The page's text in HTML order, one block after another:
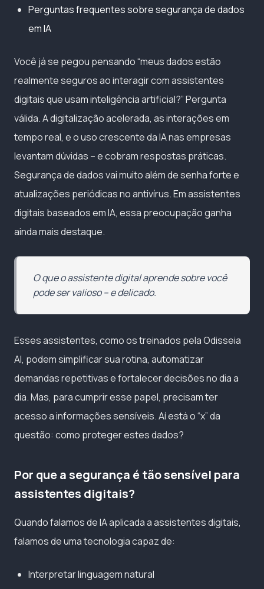
Perguntas frequentes sobre segurança de dados
em IA
Você já se pegou pensando “meus dados estão
realmente seguros ao interagir com assistentes
digitais que usam inteligência artificial?” Pergunta
válida. A digitalização acelerada, as interações em
tempo real, e o uso crescente da IA nas empresas
levantam dúvidas – e cobram respostas práticas.
Segurança de dados vai muito além de senha forte e
atualizações periódicas no antivírus. Em assistentes
digitais baseados em IA, essa preocupação ganha
ainda mais destaque.
O que o assistente digital aprende sobre você
pode ser valioso – e delicado.
Esses assistentes, como os treinados pela Odisseia
AI, podem simplificar sua rotina, automatizar
demandas repetitivas e fortalecer decisões no dia a
dia. Mas, para cumprir esse papel, precisam ter
acesso a informações sensíveis. Aí está o “x” da
questão: como proteger estes dados?
Por que a segurança é tão sensível para
assistentes digitais?
Quando falamos de IA aplicada a assistentes digitais,
falamos de uma tecnologia capaz de:
Interpretar linguagem natural